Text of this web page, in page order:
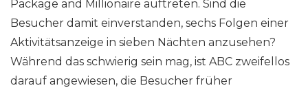
Package and Millionaire auftreten. Sind die
Besucher damit einverstanden, sechs Folgen einer
Aktivitätsanzeige in sieben Nächten anzusehen?
Während das schwierig sein mag, ist ABC zweifellos
darauf angewiesen, die Besucher früher